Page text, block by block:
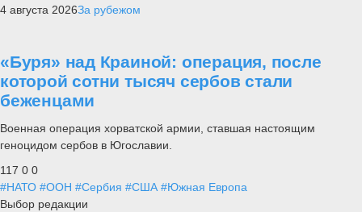
4 августа 2026За рубежом
«Буря» над Краиной: операция, после
которой сотни тысяч сербов стали
беженцами
Военная операция хорватской армии, ставшая настоящим
геноцидом сербов в Югославии.
117 0 0
#НАТО #ООН #Сербия #США #Южная Европа
Выбор редакции